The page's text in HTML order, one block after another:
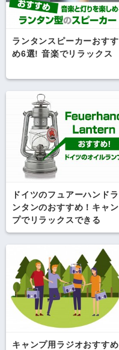
ランタンスピーカーおすす
め6選! 音楽でリラックス
ドイツのフュアーハンドラ
ンタンのおすすめ！キャン
プでリラックスできる
キャンプ用ラジオおすすめ